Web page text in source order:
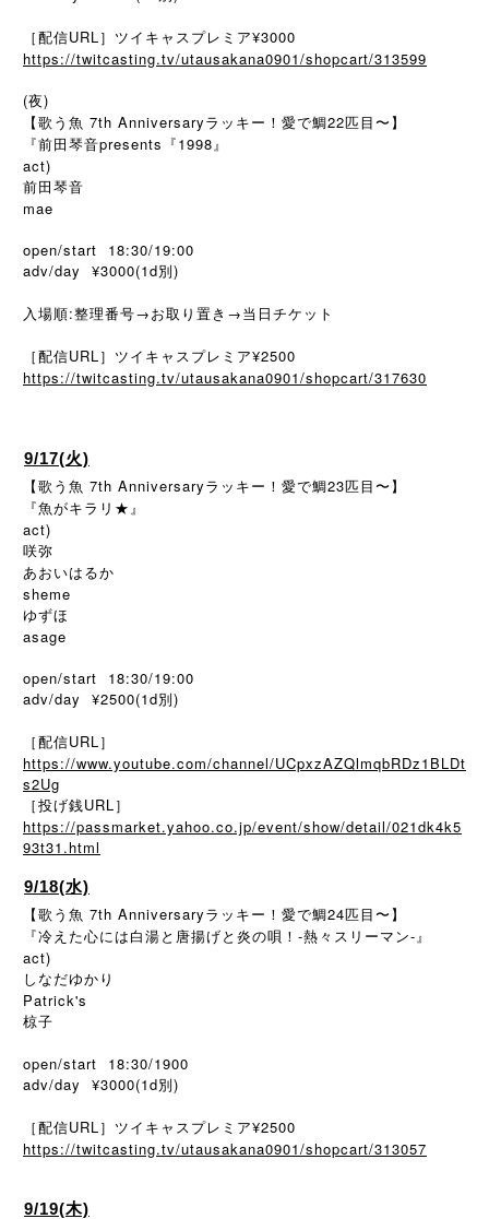
［配信URL］ツイキャスプレミア¥3000
https://twitcasting.tv/utausakana0901/shopcart/313599
(夜)
【歌う魚 7th Anniversaryラッキー！愛で鯛22匹目〜】
『前田琴音presents『1998』
act)
前田琴音
mae
open/start 18:30/19:00
adv/day ¥3000(1d別)
入場順:整理番号→お取り置き→当日チケット
［配信URL］ツイキャスプレミア¥2500
https://twitcasting.tv/utausakana0901/shopcart/317630
9/17(火)
【歌う魚 7th Anniversaryラッキー！愛で鯛23匹目〜】
『魚がキラリ★』
act)
咲弥
あおいはるか
sheme
ゆずほ
asage
open/start 18:30/19:00
adv/day ¥2500(1d別)
［配信URL］
https://www.youtube.com/channel/UCpxzAZQlmqbRDz1BLDt
s2Ug
［投げ銭URL］
https://passmarket.yahoo.co.jp/event/show/detail/021dk4k5
93t31.html
9/18(水)
【歌う魚 7th Anniversaryラッキー！愛で鯛24匹目〜】
『冷えた心には白湯と唐揚げと炎の唄！-熱々スリーマン-』
act)
しなだゆかり
Patrick's
椋子
open/start 18:30/1900
adv/day ¥3000(1d別)
［配信URL］ツイキャスプレミア¥2500
https://twitcasting.tv/utausakana0901/shopcart/313057
9/19(木)